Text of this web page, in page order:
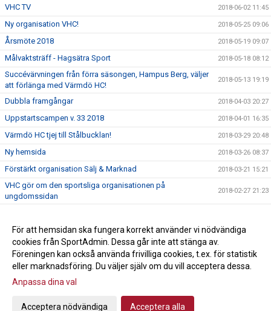
VHC TV 2018-06-02 11:45
Ny organisation VHC! 2018-05-25 09:06
Årsmöte 2018 2018-05-19 09:07
Målvaktsträff - Hagsätra Sport 2018-05-18 08:12
Succévärvningen från förra säsongen, Hampus Berg, väljer
att förlänga med Värmdö HC!
2018-05-13 19:19
Dubbla framgångar 2018-04-03 20:27
Uppstartscampen v. 33 2018 2018-04-01 16:35
Värmdö HC tjej till Stålbucklan! 2018-03-29 20:48
Ny hemsida 2018-03-26 08:37
Förstärkt organisation Sälj & Marknad 2018-03-21 15:21
VHC gör om den sportsliga organisationen på
ungdomssidan
2018-02-27 21:23
Värmdöspelare till Stålbucklan! 2017-12-28 11:45
God jul önskar VHC! 2017-12-28 11:45
Gå till Webbversion
För att hemsidan ska fungera korrekt använder vi nödvändiga
cookies från SportAdmin. Dessa går inte att stänga av.
Föreningen kan också använda frivilliga cookies, t.ex. för statistik
eller marknadsföring. Du väljer själv om du vill acceptera dessa.
Anpassa dina val
Acceptera nödvändiga Acceptera alla